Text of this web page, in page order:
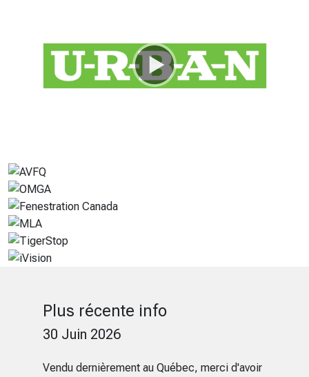
Plus récente info
30 Juin 2026
Vendu dernièrement au Québec, merci d'avoir